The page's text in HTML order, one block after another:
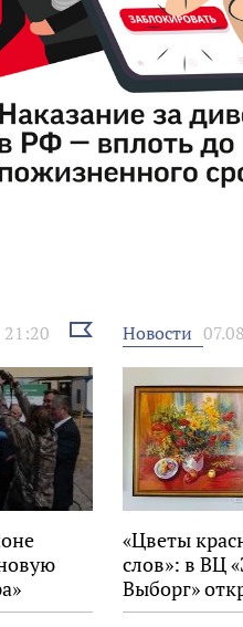
21:20
Выбрать
новость
Новости
«Цветы
слов»: в ВЦ
Выборг»
выставка